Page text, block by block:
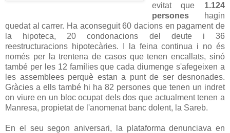
evitat que 1.124
personeshagin
quedat al carrer. Ha aconseguit 60 dacions en pagament de
la hipoteca, 20 condonacions del deute i 36
reestructuracions hipotecàries. I la feina continua i no és
només per la trentena de casos que tenen encallats, sinó
també per les 12 famílies que cada diumenge s'afegeixen a
les assemblees perquè estan a punt de ser desnonades.
Gràcies a ells també hi ha 82 persones que tenen un indret
on viure en un bloc ocupat dels dos que actualment tenen a
Manresa, propietat de l'anomenat banc dolent, la Sareb.
En el seu segon aniversari, la plataforma denunciava en